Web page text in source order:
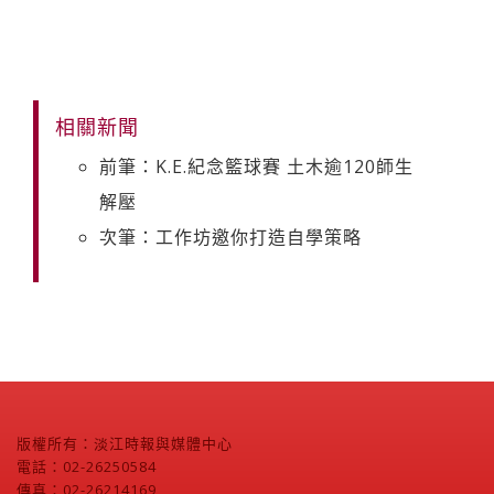
相關新聞
前筆：K.E.紀念籃球賽 土木逾120師生
解壓
次筆：工作坊邀你打造自學策略
版權所有：淡江時報與媒體中心
電話：02-26250584
傳真：02-26214169